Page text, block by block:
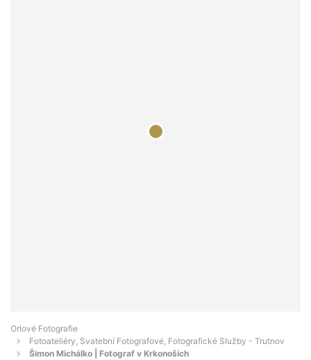
Orlové Fotografie
Fotoateliéry, Svatební Fotografové, Fotografické Služby - Trutnov
Šimon Michálko | Fotograf v Krkonoších